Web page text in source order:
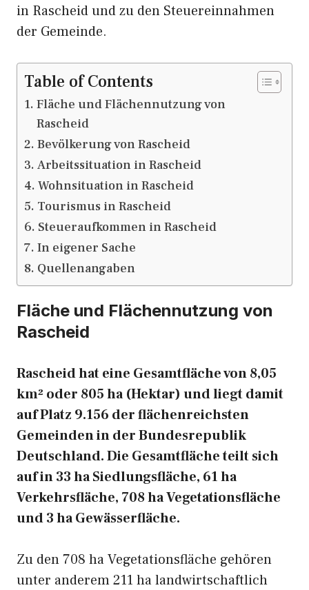
in Rascheid und zu den Steuereinnahmen
der Gemeinde.
Table of Contents
Fläche und Flächennutzung von
Rascheid
Bevölkerung von Rascheid
Arbeitssituation in Rascheid
Wohnsituation in Rascheid
Tourismus in Rascheid
Steueraufkommen in Rascheid
In eigener Sache
Quellenangaben
Fläche und Flächennutzung von
Rascheid
Rascheid hat eine Gesamtfläche von 8,05
km² oder 805 ha (Hektar) und liegt damit
auf Platz 9.156 der flächenreichsten
Gemeinden in der Bundesrepublik
Deutschland. Die Gesamtfläche teilt sich
auf in 33 ha Siedlungsfläche, 61 ha
Verkehrsfläche, 708 ha Vegetationsfläche
und 3 ha Gewässerfläche.
Zu den 708 ha Vegetationsfläche gehören
unter anderem 211 ha landwirtschaftlich